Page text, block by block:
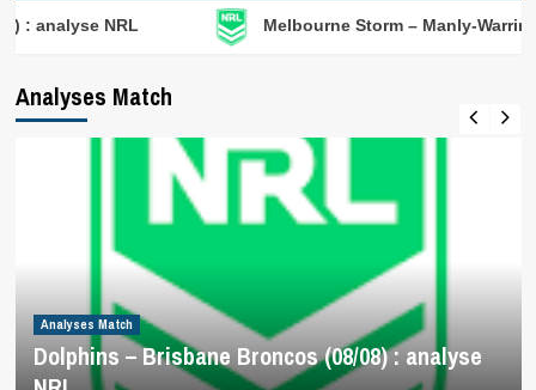
NRL Melbourne Storm – Manly-Warringah Sea
Analyses Match
Analyses Match
Dolphins – Brisbane Broncos (08/08) : analyse